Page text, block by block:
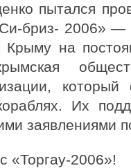
пытался
бриз- 2006»
на
который
Их
заявлениями
«Торгау-2006»!